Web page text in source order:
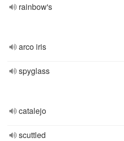
rainbow's
arco iris
spyglass
catalejo
scuttled